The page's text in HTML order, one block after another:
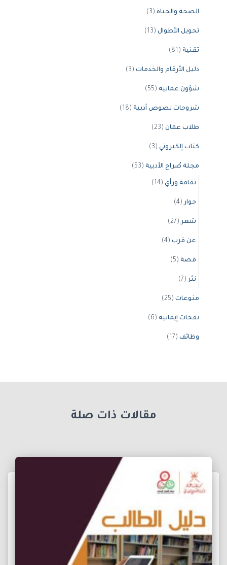
الصحة والحياة (3)
تحويل الأطوال (13)
تقنية (81)
دليل الأرقام والخدمات (3)
شؤون عمانية (55)
شروحات نصوص أدبية (18)
طلاب عمان (23)
كتاب إلكتروني (3)
مجلة صُراح الأدبية (53)
ثقافة ورأي (14)
حوار(4)
شعر(27)
عن قرب (4)
قصة (5)
نثر(7)
منوعات (25)
نفحات إيمانية (6)
وظائف (17)
مقالات ذات صلة